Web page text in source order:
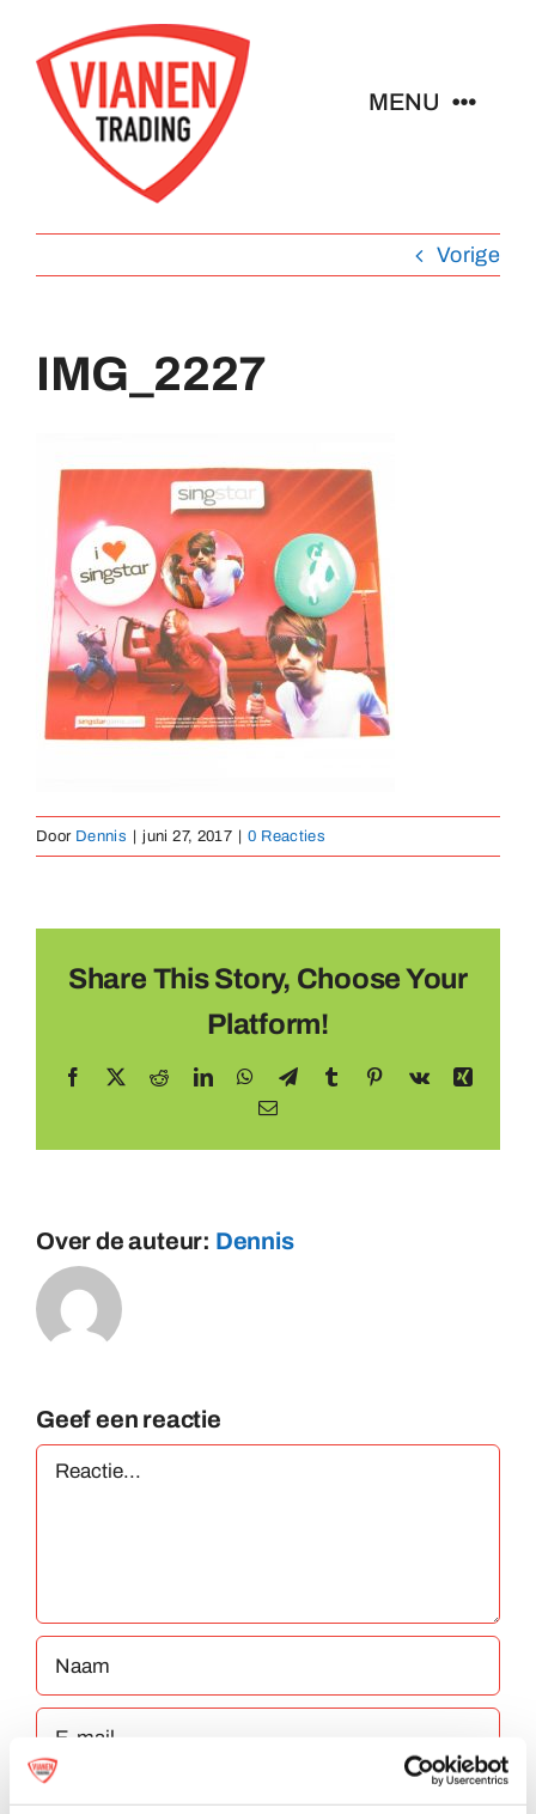
naar
inhoud
MENU
Buttons
Pins
Sleutelhangers
Medailles
Magneten
Vorige
IMG_2227
Door Dennis juni 27, 2017 0 Reacties
Share This Story, Choose Your
Platform!
Facebook RedditLinkedInWhatsApp
TelegramTumblr Pinterest
Vk
Xing
E-
Over de auteur: Dennis
Geef een reactie
Reactie